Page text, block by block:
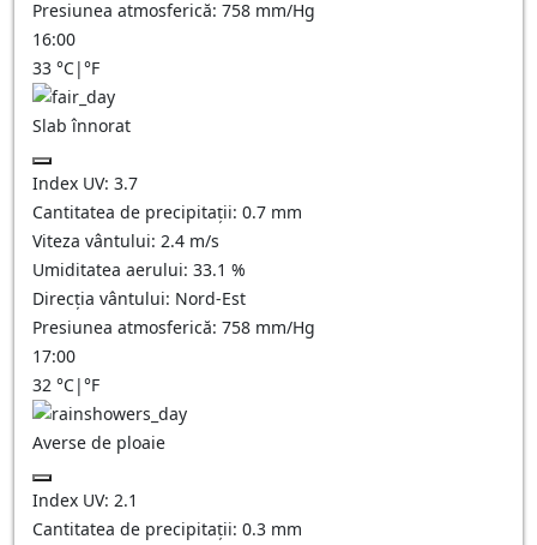
Presiunea atmosferică: 758 mm/Hg
16:00
33 °C|°F
Slab înnorat
Index UV: 3.7
Cantitatea de precipitații: 0.7 mm
Viteza vântului: 2.4 m/s
Umiditatea aerului: 33.1 %
Direcția vântului: Nord-Est
Presiunea atmosferică: 758 mm/Hg
17:00
32 °C|°F
Averse de ploaie
Index UV: 2.1
Cantitatea de precipitații: 0.3 mm